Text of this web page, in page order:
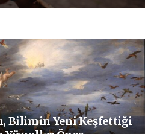
Bilimin Yeni Keşfettiği